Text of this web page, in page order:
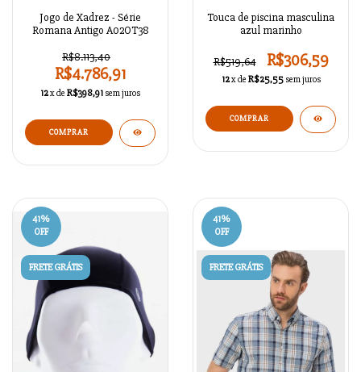
Jogo de Xadrez - Série
Romana Antigo A02OT38
R$8.113,40
R$4.786,91
12x de R$398,91 sem juros
COMPRAR
Touca de piscina masculina
azul marinho
R$519,64 R$306,59
12x de R$25,55 sem juros
41%
OFF
FRETE GRÁTIS
41%
OFF
FRETE GRÁTIS